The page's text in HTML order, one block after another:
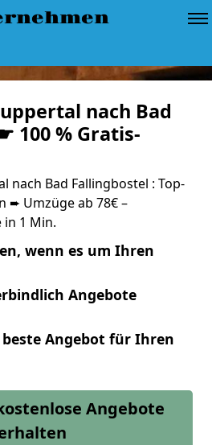
nach Bad
100 % Gratis-
nach Bad Fallingbostel : Top-
➨ Umzüge ab 78€ –
in 1 Min.
wenn es um Ihren
Angebote
beste Angebot für Ihren
Angebote